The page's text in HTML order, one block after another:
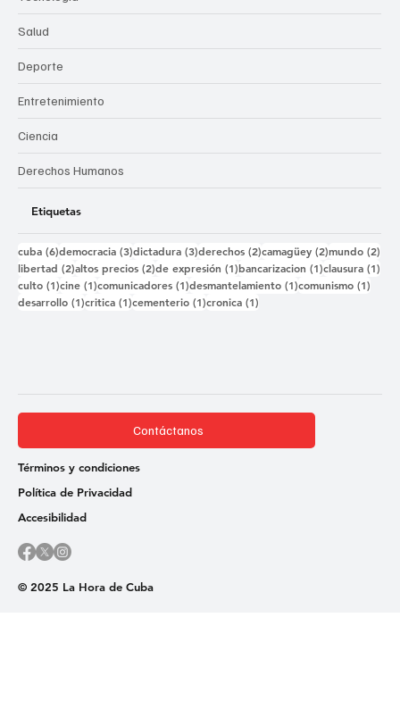
Salud
Deporte
Entretenimiento
Ciencia
Derechos Humanos
Etiquetas
cuba (6)6 entradas
democracia (3)3 entradas
dictadura (3)3 entradas
derechos (2)2 entradas
camagüey (2)2 entradas
mundo (2)
libertad (2)2 entradas
altos precios (2)2 entradas
de expresión (1)1 entrada
bancarizacion (1)1 entrada
clausura (1)
culto (1)1 entrada
cine (1)1 entrada
comunicadores (1)1 entrada
desmantelamiento (1)1 entrada
comunismo (1)
desarrollo (1)1 entrada
critica (1)1 entrada
cementerio (1)1 entrada
cronica (1)
© 2025 La Hora de Cuba
Contáctanos
Términos y condiciones
Política de Privacidad
Accesibilidad